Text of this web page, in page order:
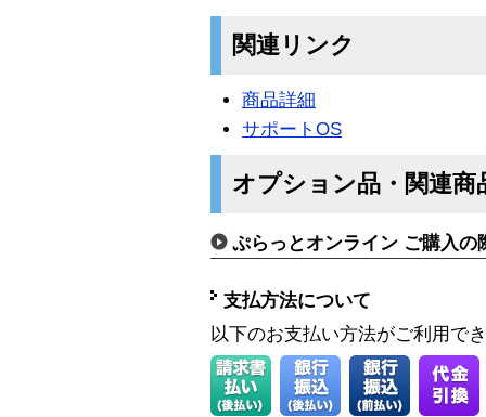
関連リンク
商品詳細
サポートOS
オプション品・関連商
ぷらっとオンライン ご購入の
支払方法について
以下のお支払い方法がご利用で